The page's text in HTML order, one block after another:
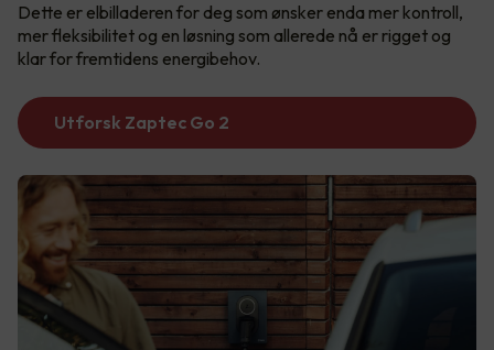
Dette er elbilladeren for deg som ønsker enda mer kontroll,
mer fleksibilitet og en løsning som allerede nå er rigget og
klar for fremtidens energibehov.
Utforsk Zaptec Go 2